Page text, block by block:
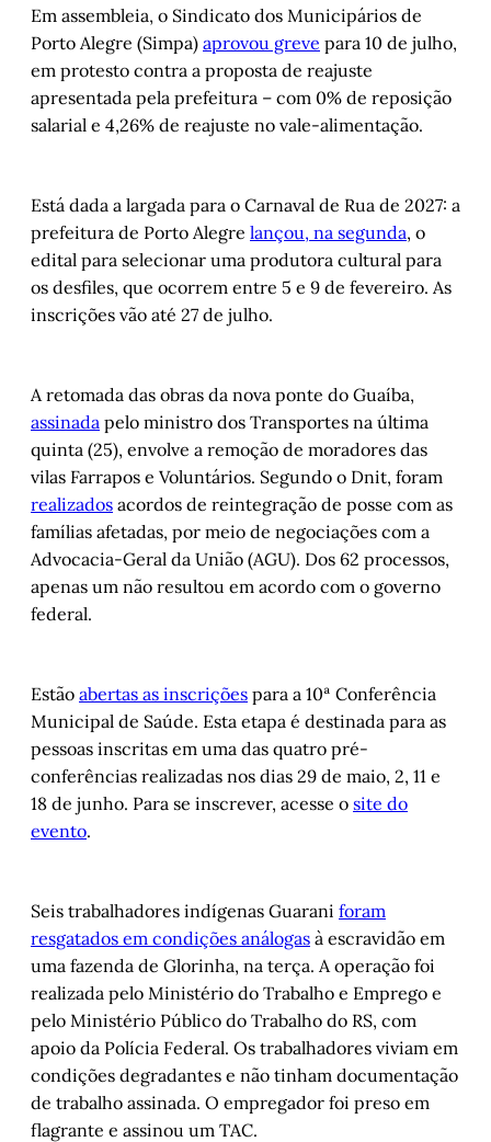
Em assembleia, o Sindicato dos Municipários de
Porto Alegre (Simpa) aprovou greve para 10 de julho,
em protesto contra a proposta de reajuste
apresentada pela prefeitura – com 0% de reposição
salarial e 4,26% de reajuste no vale-alimentação.
Está dada a largada para o Carnaval de Rua de 2027: a
prefeitura de Porto Alegre lançou, na segunda, o
edital para selecionar uma produtora cultural para
os desfiles, que ocorrem entre 5 e 9 de fevereiro. As
inscrições vão até 27 de julho.
A retomada das obras da nova ponte do Guaíba,
assinada pelo ministro dos Transportes na última
quinta (25), envolve a remoção de moradores das
vilas Farrapos e Voluntários. Segundo o Dnit, foram
realizados acordos de reintegração de posse com as
famílias afetadas, por meio de negociações com a
Advocacia-Geral da União (AGU). Dos 62 processos,
apenas um não resultou em acordo com o governo
federal.
Estão abertas as inscrições para a 10ª Conferência
Municipal de Saúde. Esta etapa é destinada para as
pessoas inscritas em uma das quatro pré-
conferências realizadas nos dias 29 de maio, 2, 11 e
18 de junho. Para se inscrever, acesse o site do
evento.
Seis trabalhadores indígenas Guarani foram
resgatados em condições análogas à escravidão em
uma fazenda de Glorinha, na terça. A operação foi
realizada pelo Ministério do Trabalho e Emprego e
pelo Ministério Público do Trabalho do RS, com
apoio da Polícia Federal. Os trabalhadores viviam em
condições degradantes e não tinham documentação
de trabalho assinada. O empregador foi preso em
flagrante e assinou um TAC.